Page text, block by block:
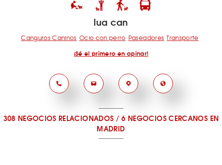
lua can
Canguros Caninos Ocio con perro Paseadores Transporte
¡Sé el primero en opinar!
308 NEGOCIOS RELACIONADOS /6 NEGOCIOS CERCANOS EN
MADRID